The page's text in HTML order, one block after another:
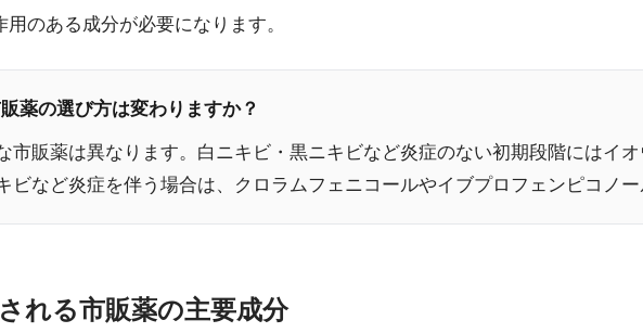
のある成分が必要になります。
薬の選び方は変わりますか？
市販薬は異なります。白ニキビ・黒ニキビなど炎症のない初期段階にはイ
ビなど炎症を伴う場合は、クロラムフェニコールやイブプロフェンピコノ
れる市販薬の主要成分